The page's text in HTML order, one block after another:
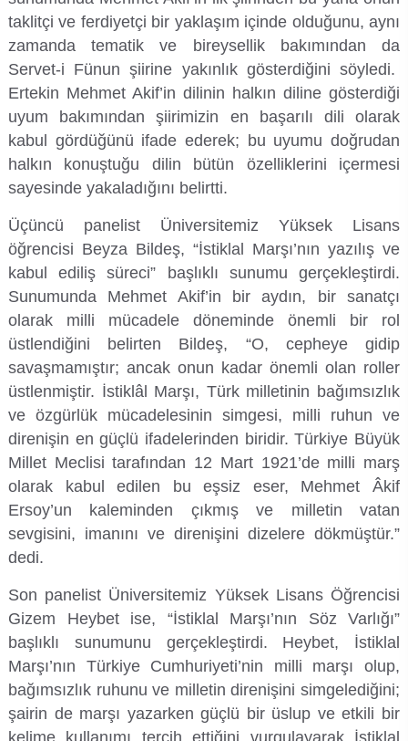
taklitçi ve ferdiyetçi bir yaklaşım içinde olduğunu, aynı
zamanda tematik ve bireysellik bakımından da
Servet-i Fünun şiirine yakınlık gösterdiğini söyledi.
Ertekin Mehmet Akif’in dilinin halkın diline gösterdiği
uyum bakımından şiirimizin en başarılı dili olarak
kabul gördüğünü ifade ederek; bu uyumu doğrudan
halkın konuştuğu dilin bütün özelliklerini içermesi
sayesinde yakaladığını belirtti.
Üçüncü panelist Üniversitemiz Yüksek Lisans
öğrencisi Beyza Bildeş, “İstiklal Marşı’nın yazılış ve
kabul ediliş süreci” başlıklı sunumu gerçekleştirdi.
Sunumunda Mehmet Akif’in bir aydın, bir sanatçı
olarak milli mücadele döneminde önemli bir rol
üstlendiğini belirten Bildeş, “O, cepheye gidip
savaşmamıştır; ancak onun kadar önemli olan roller
üstlenmiştir. İstiklâl Marşı, Türk milletinin bağımsızlık
ve özgürlük mücadelesinin simgesi, milli ruhun ve
direnişin en güçlü ifadelerinden biridir. Türkiye Büyük
Millet Meclisi tarafından 12 Mart 1921’de milli marş
olarak kabul edilen bu eşsiz eser, Mehmet Âkif
Ersoy’un kaleminden çıkmış ve milletin vatan
sevgisini, imanını ve direnişini dizelere dökmüştür.”
dedi.
Son panelist Üniversitemiz Yüksek Lisans Öğrencisi
Gizem Heybet ise, “İstiklal Marşı’nın Söz Varlığı”
başlıklı sunumunu gerçekleştirdi. Heybet, İstiklal
Marşı’nın Türkiye Cumhuriyeti’nin milli marşı olup,
bağımsızlık ruhunu ve milletin direnişini simgelediğini;
şairin de marşı yazarken güçlü bir üslup ve etkili bir
kelime kullanımı tercih ettiğini vurgulayarak İstiklal
Su Ürünleri Fakültesi
Tıp Fakültesi
Turizm Fakültesi
Gıda Araştırmaları Uygulama ve Araştırma Merkezi
Göç Araştırmaları Uygulama ve Araştırma Merkezi
Görsel İşitsel Yapımlar Uygulama ve Araştırma Merkezi
Hastane
İleri Teknoloji Eğitim Araştırma ve Uygulama Merkezi
İlk Yardım Araştırma ve Uygulama Merkezi
İş Sağlığı ve Güvenliği Uygulama ve Araştırma Merkezi
Kadın Sorunları Uygulama ve Araştırma Merkezi
Kalibrasyon Uygulama ve Araştırma Merkezi
Kariyer Merkezi
Kilikia Arkeolojisi Araştırma Merkezi
Nevit Kodallı Oda Müziği Uygulama ve Araştırma Merkezi
Nükleer Bilimler Uygulama ve Araştırma Merkezi
Öğrenme ve Öğretmeyi Geliştirme Uygulama ve Araştırma Merkezi